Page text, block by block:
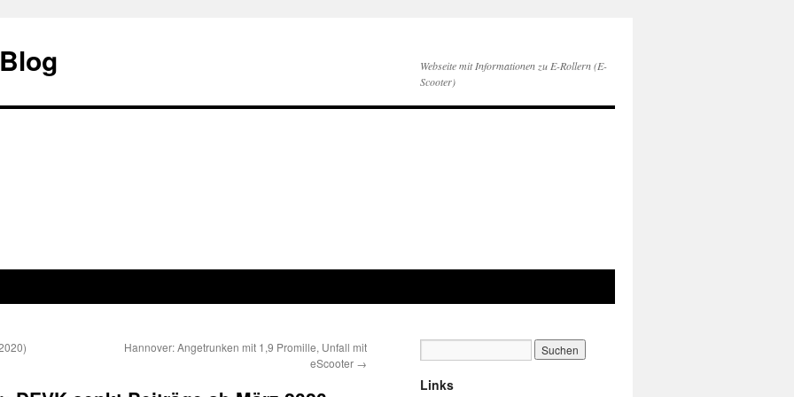
Webseite mit Informationen zu E-Rollern (E-
Scooter)
Hannover: Angetrunken mit 1,9 Promille, Unfall mit
eScooter →
Links